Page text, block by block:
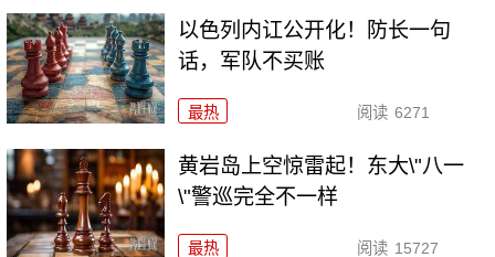
以色列内讧公开化！防长一句
话，军队不买账
最热 阅读 6271
黄岩岛上空惊雷起！东大\"八一
\"警巡完全不一样
最热 阅读 15727